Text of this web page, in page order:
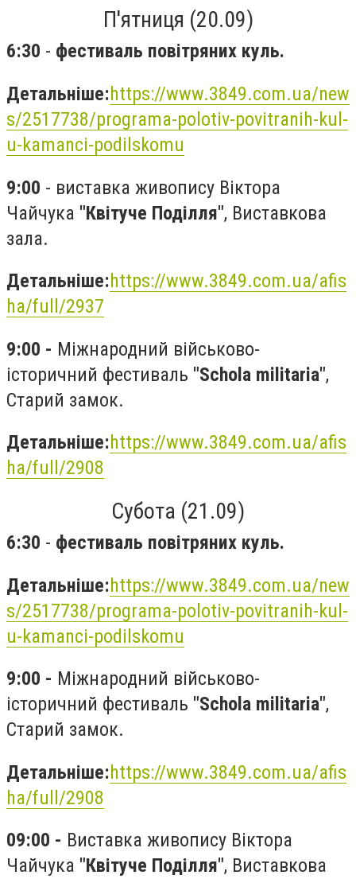
П'ятниця (20.09)
6:30 - фестиваль повітряних куль.
Детальніше:https://www.3849.com.ua/new
s/2517738/programa-polotiv-povitranih-kul-
u-kamanci-podilskomu
9:00 - виставка живопису Віктора
Чайчука "Квітуче Поділля", Виставкова
зала.
Детальніше:https://www.3849.com.ua/afis
ha/full/2937
9:00 - Міжнародний військово-
історичний фестиваль "Schola militaria",
Старий замок.
Детальніше:https://www.3849.com.ua/afis
ha/full/2908
Субота (21.09)
6:30 - фестиваль повітряних куль.
Детальніше:https://www.3849.com.ua/new
s/2517738/programa-polotiv-povitranih-kul-
u-kamanci-podilskomu
9:00 - Міжнародний військово-
історичний фестиваль "Schola militaria",
Старий замок.
Детальніше:https://www.3849.com.ua/afis
ha/full/2908
09:00 - Виставка живопису Віктора
Чайчука "Квітуче Поділля", Виставкова